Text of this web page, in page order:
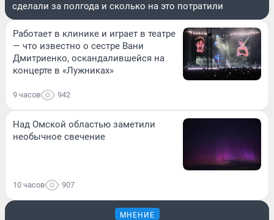
сделали за полгода и сколько на это потратили
Работает в клинике и играет в театре
— что известно о сестре Вани
Дмитриенко, оскандалившейся на
концерте в «Лужниках»
9 часов 942
Над Омской областью заметили
необычное свечение
10 часов 907
МНЕНИЕ